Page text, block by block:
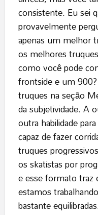
consistente. Eu sei
provavelmente
apenas um melhor
os melhores
como você pode
frontside e um
truques na seção
da subjetividade. A
outra habilidade
capaz de fazer
truques
os skatistas por
e esse formato traz
estamos
bastante